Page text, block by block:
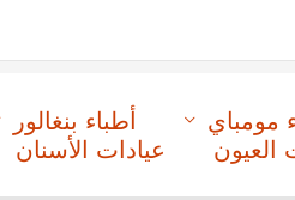
مومباي أطباء بنغالور
عيادات الأسنان